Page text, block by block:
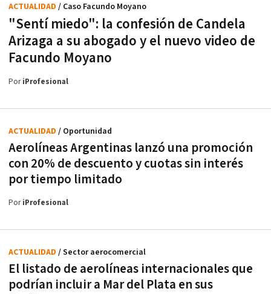
"Sentí miedo": la confesión de Candela
Arizaga a su abogado y el nuevo video de
Facundo Moyano
ACTUALIDAD / Caso Facundo Moyano
PoriProfesional
Aerolíneas Argentinas lanzó una promoción
con 20% de descuento y cuotas sin interés
por tiempo limitado
ACTUALIDAD / Oportunidad
PoriProfesional
El listado de aerolíneas internacionales que
podrían incluir a Mar del Plata en sus
ACTUALIDAD / Sector aerocomercial